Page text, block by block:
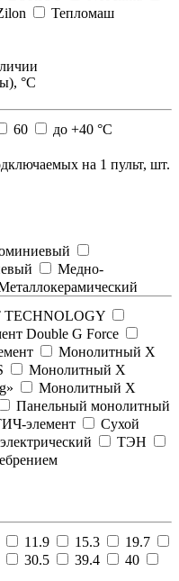
Тепломаш
°С
60 до +40 °С
на 1 пульт, шт.
Медно-
Double G Force
Монолитный Х
Монолитный Х
Монолитный Х
Панельный монолитный
элемент
Сухой
ТЭН
11.9 15.3
19.7
30.5 39.4
40